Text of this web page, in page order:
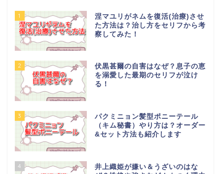
1
涅マユリがネムを復活(治療)させ
た方法は？治し方をセリフから考
察してみた！
2
伏黒甚爾の自害はなぜ？息子の恵
を溺愛した最期のセリフが泣け
る！
3
パクミニョン髪型ポニーテール
（キム秘書）やり方は？オーダー
&セット方法も紹介します
4
井上織姫が嫌い＆うざいのはな